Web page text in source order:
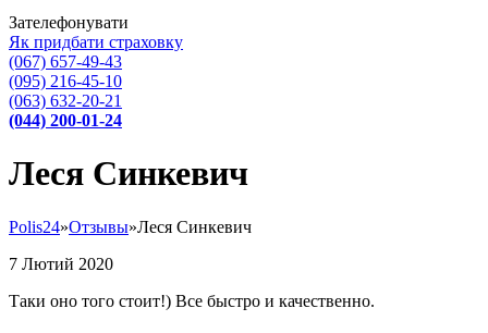
Зателефонувати
Як придбати страховку
(067) 657-49-43
(095) 216-45-10
(063) 632-20-21
(044) 200-01-24
Леся Синкевич
Polis24»Отзывы»Леся Синкевич
7 Лютий 2020
Таки оно того стоит!) Все быстро и качественно.